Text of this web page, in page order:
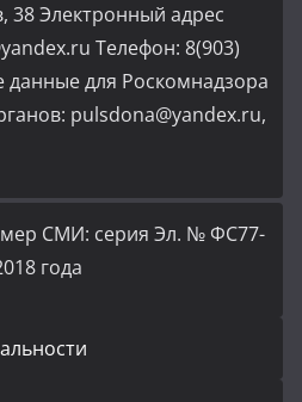
38 Электронный адрес
Телефон: 8(903)
данные для Роскомнадзора
pulsdona@yandex.ru,
СМИ: серия Эл. № ФС77-
года